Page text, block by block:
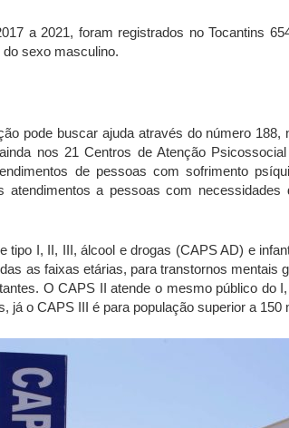
a 2021, foram registrados no Tocantins
sexo masculino.
pode buscar ajuda através do número
nos 21 Centros de Atenção
de pessoas com sofrimento
atendimentos a pessoas com
tipo I, II, III, álcool e drogas (CAPS AD) e
as faixas etárias, para transtornos mentais
O CAPS II atende o mesmo público do
já o CAPS III é para população superior a 150